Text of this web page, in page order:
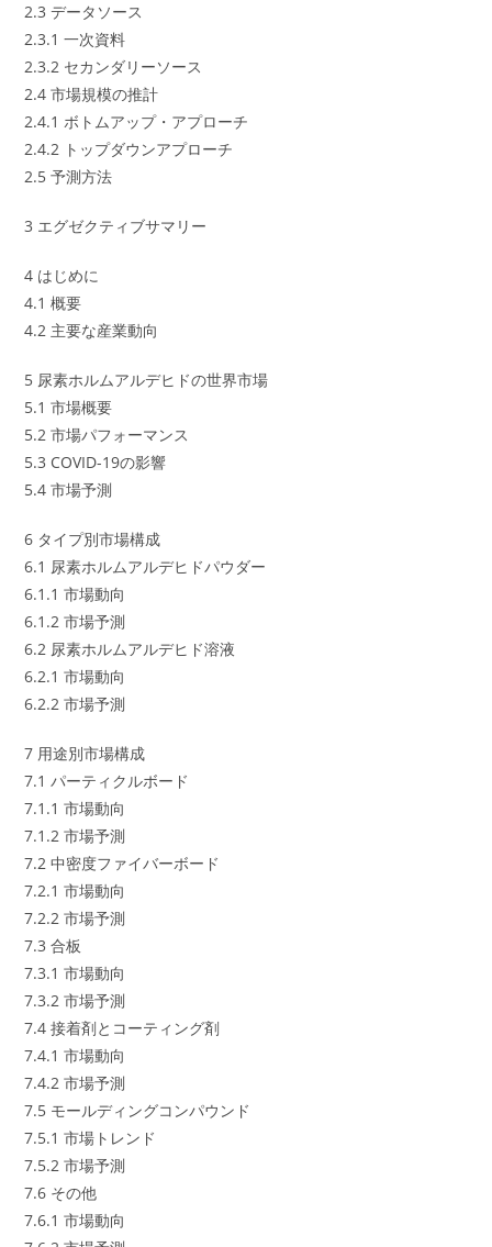
2.3 データソース
2.3.1 一次資料
2.3.2 セカンダリーソース
2.4 市場規模の推計
2.4.1 ボトムアップ・アプローチ
2.4.2 トップダウンアプローチ
2.5 予測方法
3 エグゼクティブサマリー
4 はじめに
4.1 概要
4.2 主要な産業動向
5 尿素ホルムアルデヒドの世界市場
5.1 市場概要
5.2 市場パフォーマンス
5.3 COVID-19の影響
5.4 市場予測
6 タイプ別市場構成
6.1 尿素ホルムアルデヒドパウダー
6.1.1 市場動向
6.1.2 市場予測
6.2 尿素ホルムアルデヒド溶液
6.2.1 市場動向
6.2.2 市場予測
7 用途別市場構成
7.1 パーティクルボード
7.1.1 市場動向
7.1.2 市場予測
7.2 中密度ファイバーボード
7.2.1 市場動向
7.2.2 市場予測
7.3 合板
7.3.1 市場動向
7.3.2 市場予測
7.4 接着剤とコーティング剤
7.4.1 市場動向
7.4.2 市場予測
7.5 モールディングコンパウンド
7.5.1 市場トレンド
7.5.2 市場予測
7.6 その他
7.6.1 市場動向